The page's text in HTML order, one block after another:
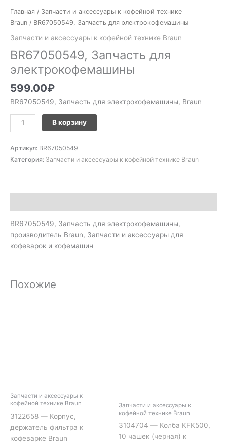
Главная / Запчасти и аксессуары к кофейной технике
Braun / BR67050549, Запчасть для электрокофемашины
Запчасти и аксессуары к кофейной технике Braun
BR67050549, Запчасть для
электрокофемашины
599.00₽
BR67050549, Запчасть для электрокофемашины, Braun
В корзину
Артикул: BR67050549
Категория: Запчасти и аксессуары к кофейной технике Braun
BR67050549, Запчасть для электрокофемашины,
производитель Braun, Запчасти и аксессуары для
кофеварок и кофемашин
Похожие
Запчасти и аксессуары к
кофейной технике Braun
3122658 — Корпус,
держатель фильтра к
кофеварке Braun
Запчасти и аксессуары к
кофейной технике Braun
3104704 — Колба KFK500,
10 чашек (черная) к